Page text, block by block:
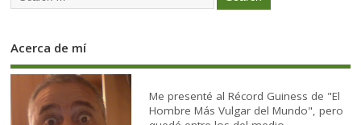
Acerca de mí
Me presenté al Récord Guiness de "El
Hombre Más Vulgar del Mundo", pero